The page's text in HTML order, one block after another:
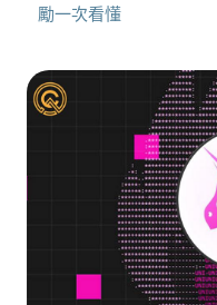
勵一次看懂